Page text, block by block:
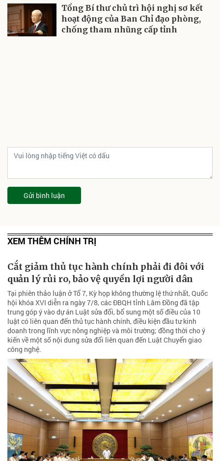
Tổng Bí thư chủ trì hội nghị sơ kết
hoạt động của Ban Chỉ đạo phòng,
chống tham nhũng cấp tỉnh
Gửi bình luận
XEM THÊM CHÍNH TRỊ
Cắt giảm thủ tục hành chính phải đi đôi với
quản lý rủi ro, bảo vệ quyền lợi người dân
Tại phiên thảo luận ở Tổ 7, Kỳ họp không thường lệ thứ nhất, Quốc
hội khóa XVI diễn ra ngày 7/8, các ĐBQH tỉnh Lâm Đồng đã tập
trung góp ý vào dự án Luật sửa đổi, bổ sung một số điều của 10
luật có liên quan đến thủ tục hành chính, điều kiện đầu tư kinh
doanh trong lĩnh vực nông nghiệp và môi trường; đồng thời cho ý
kiến về một số nội dung sửa đổi liên quan đến Luật Chuyển giao
công nghệ.